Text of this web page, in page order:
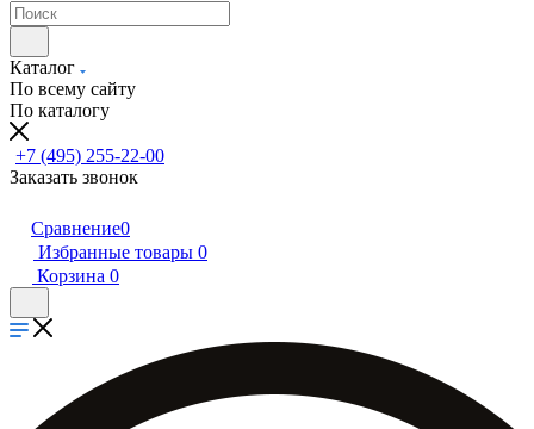
Каталог
По всему сайту
По каталогу
+7 (495) 255-22-00
Заказать звонок
Сравнение0
Избранные товары 0
Корзина 0